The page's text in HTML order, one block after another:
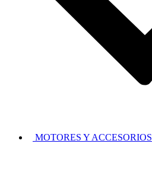
MOTORES Y ACCESORIOS